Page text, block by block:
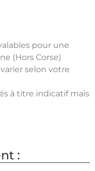
pour une
(Hors Corse)
selon votre
à titre indicatif mais
: